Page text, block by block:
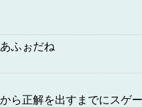
ふぉだね
ら正解を出すまでにスゲ